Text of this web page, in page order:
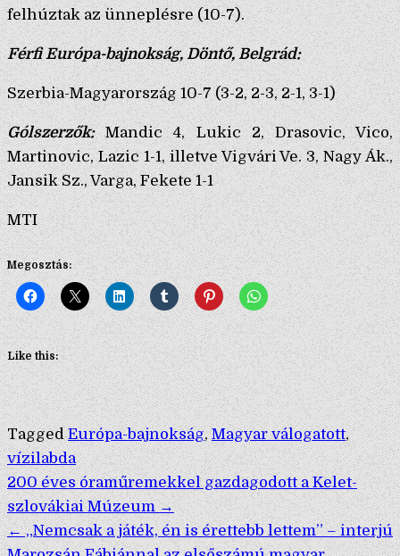
felhúztak az ünneplésre (10-7).
Férfi Európa-bajnokság, Döntő, Belgrád:
Szerbia-Magyarország 10-7 (3-2, 2-3, 2-1, 3-1)
Gólszerzők:Mandic 4, Lukic 2, Drasovic, Vico,
Martinovic, Lazic 1-1, illetve Vigvári Ve. 3, Nagy Ák.,
Jansik Sz., Varga, Fekete 1-1
MTI
Megosztás:
Like this:
TaggedEurópa-bajnokság,Magyar válogatott,
vízilabda
Bejegyzés
navigáció
200 éves óraműremekkel gazdagodott a Kelet-
szlovákiai Múzeum →
← „Nemcsak a játék, én is érettebb lettem” – interjú